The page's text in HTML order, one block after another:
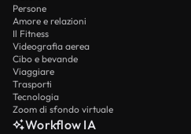
Persone
Amore e relazioni
Il Fitness
Videografia aerea
Cibo e bevande
Viaggiare
Trasporti
Tecnologia
Zoom di sfondo virtuale
Workflow IA